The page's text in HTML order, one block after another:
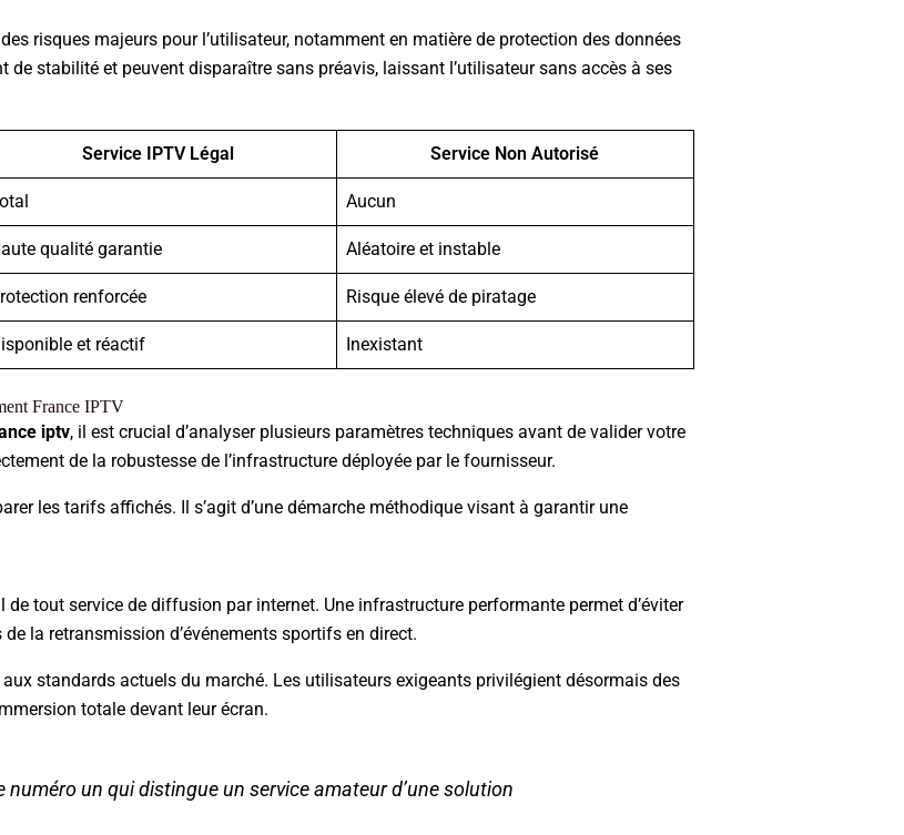
risques majeurs pour l’utilisateur, notamment en matière de protection des données
stabilité et peuvent disparaître sans préavis, laissant l’utilisateur sans accès à ses
Service IPTV Légal Service Non Autorisé
Aucun
qualité garantie Aléatoire et instable
renforcée Risque élevé de piratage
et réactif Inexistant
France IPTV
iptv, il est crucial d’analyser plusieurs paramètres techniques avant de valider votre
de la robustesse de l’infrastructure déployée par le fournisseur.
les tarifs affichés. Il s’agit d’une démarche méthodique visant à garantir une
tout service de diffusion par internet. Une infrastructure performante permet d’éviter
la retransmission d’événements sportifs en direct.
standards actuels du marché. Les utilisateurs exigeants privilégient désormais des
totale devant leur écran.
un qui distingue un service amateur d’une solution